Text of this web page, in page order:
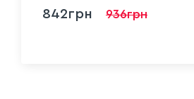
842грн 936грн